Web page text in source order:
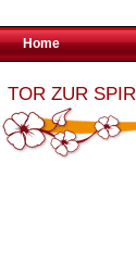
Home
TOR ZUR